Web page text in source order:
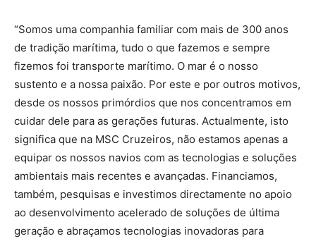
“Somos uma companhia familiar com mais de 300 anos
de tradição marítima, tudo o que fazemos e sempre
fizemos foi transporte marítimo. O mar é o nosso
sustento e a nossa paixão. Por este e por outros motivos,
desde os nossos primórdios que nos concentramos em
cuidar dele para as gerações futuras. Actualmente, isto
significa que na MSC Cruzeiros, não estamos apenas a
equipar os nossos navios com as tecnologias e soluções
ambientais mais recentes e avançadas. Financiamos,
também, pesquisas e investimos directamente no apoio
ao desenvolvimento acelerado de soluções de última
geração e abraçamos tecnologias inovadoras para